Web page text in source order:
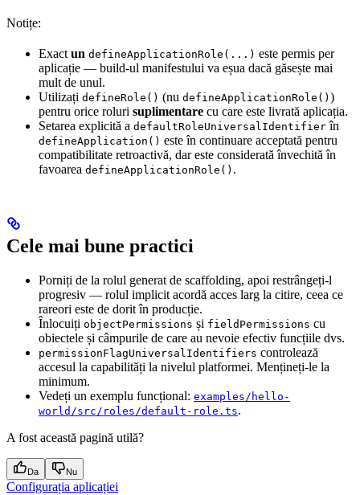
Notițe:
Exact un defineApplicationRole(...) este permis per
aplicație — build-ul manifestului va eșua dacă găsește mai
mult de unul.
Utilizați defineRole() (nu defineApplicationRole() )
pentru orice roluri suplimentare cu care este livrată aplicația.
Setarea explicită a defaultRoleUniversalIdentifier în
defineApplication() este în continuare acceptată pentru
compatibilitate retroactivă, dar este considerată învechită în
favoarea defineApplicationRole() .
Cele mai bune practici
Porniți de la rolul generat de scaffolding, apoi restrângeți-l
progresiv — rolul implicit acordă acces larg la citire, ceea ce
rareori este de dorit în producție.
Înlocuiți objectPermissions și fieldPermissions cu
obiectele și câmpurile de care au nevoie efectiv funcțiile dvs.
permissionFlagUniversalIdentifiers controlează
accesul la capabilități la nivelul platformei. Mențineți-le la
minimum.
Vedeți un exemplu funcțional: examples/hello-
world/src/roles/default-role.ts.
A fost această pagină utilă?
Da Nu
Configurația aplicației